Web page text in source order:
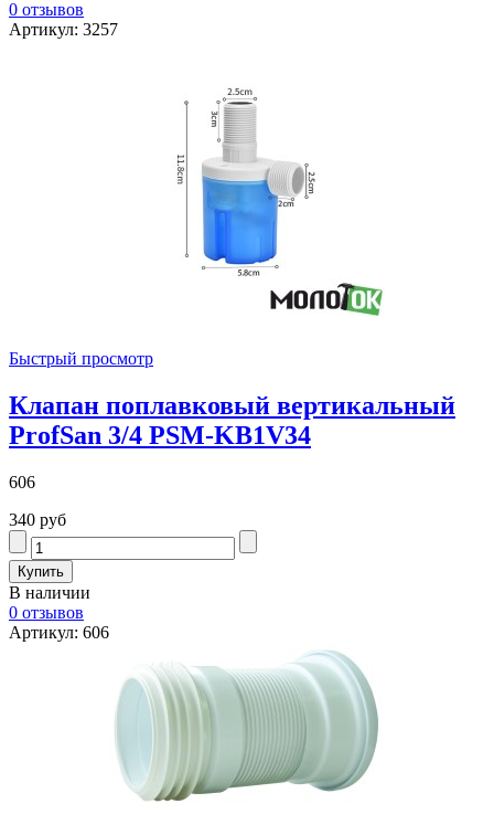
0 отзывов
Артикул: 3257
Быстрый просмотр
Клапан поплавковый вертикальный
ProfSan 3/4 PSM-KB1V34
606
340 руб
В наличии
0 отзывов
Артикул: 606